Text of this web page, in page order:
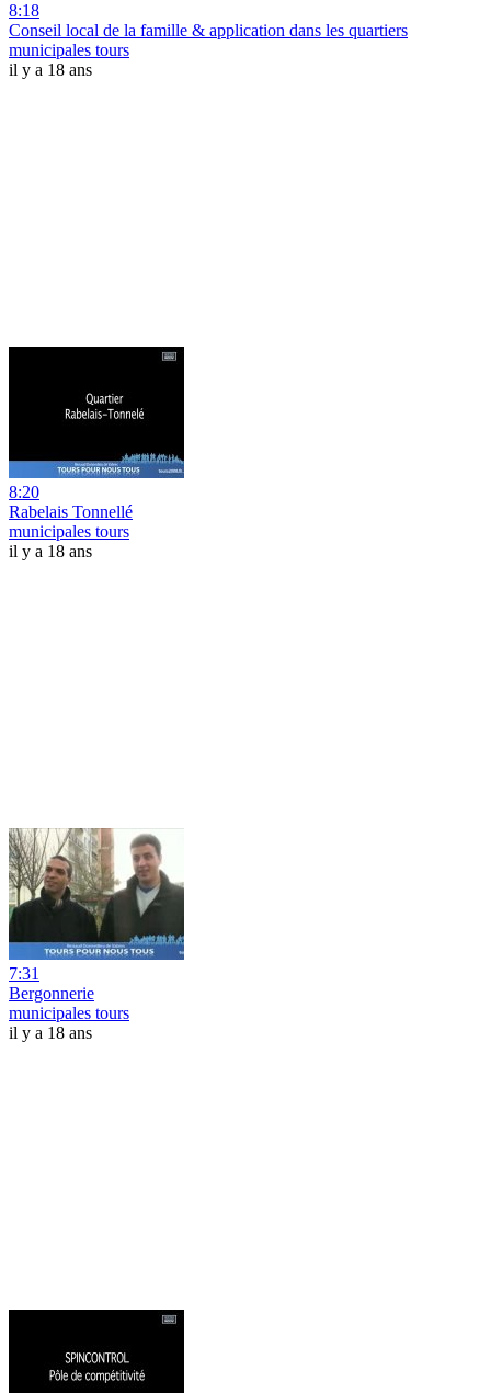
8:18
Conseil local de la famille & application dans les quartiers
municipales tours
il y a 18 ans
8:20
Rabelais Tonnellé
municipales tours
il y a 18 ans
7:31
Bergonnerie
municipales tours
il y a 18 ans